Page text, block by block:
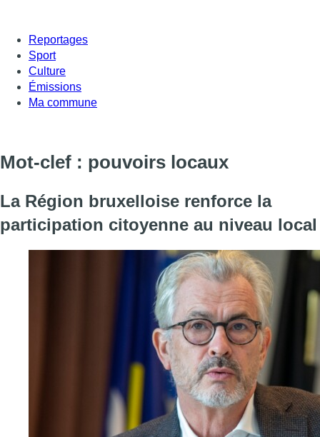
Reportages
Sport
Culture
Émissions
Ma commune
Mot-clef : pouvoirs locaux
La Région bruxelloise renforce la
participation citoyenne au niveau local